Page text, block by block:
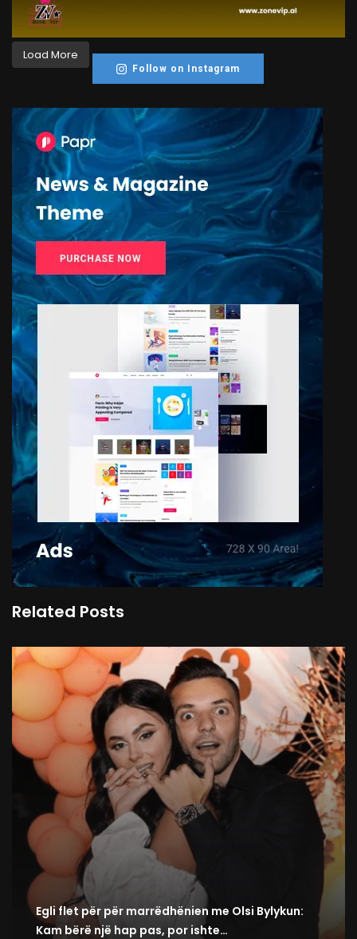
Load More
Follow on Instagram
Related Posts
Egli flet për për marrëdhënien me Olsi Bylykun:
Kam bërë një hap pas, por ishte…